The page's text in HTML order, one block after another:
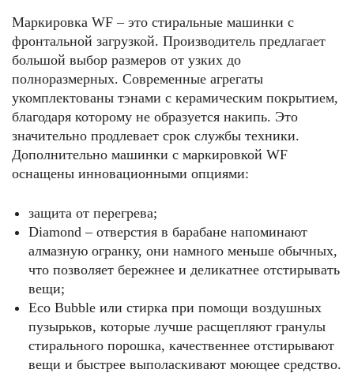
Маркировка WF – это стиральные машинки с
фронтальной загрузкой. Производитель предлагает
большой выбор размеров от узких до
полноразмерных. Современные агрегаты
укомплектованы тэнами с керамическим покрытием,
благодаря которому не образуется накипь. Это
значительно продлевает срок службы техники.
Дополнительно машинки с маркировкой WF
оснащены инновационными опциями:
защита от перегрева;
Diamond – отверстия в барабане напоминают
алмазную огранку, они намного меньше обычных,
что позволяет бережнее и деликатнее отстирывать
вещи;
Eco Bubble или стирка при помощи воздушных
пузырьков, которые лучше расщепляют гранулы
стирального порошка, качественнее отстирывают
вещи и быстрее выполаскивают моющее средство.